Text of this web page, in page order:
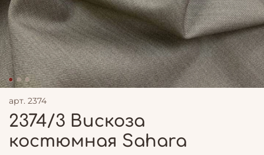
арт. 2374
2374/3 Вискоза
костюмная Sahara